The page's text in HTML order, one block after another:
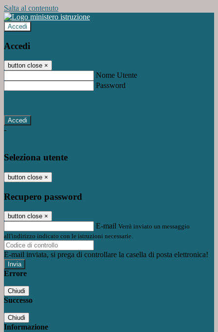
Salta al contenuto
Accedi
Accedi
button close ×
Nome Utente
Password
-
Seleziona utente
button close ×
Recupero password
button close ×
E-mail Verrà inviato un messaggio
all'indirizzo indicato con le istruzioni necessarie.
E-mail inviata, si prega di controllare la casella di posta elettronica!
Errore
Chiudi
Successo
Chiudi
Informazione